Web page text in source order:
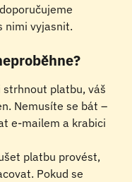
nimi vyjasnit.
strhnout platbu, váš
Nemusíte se bát –
e-mailem a krabici
platbu provést,
Pokud se